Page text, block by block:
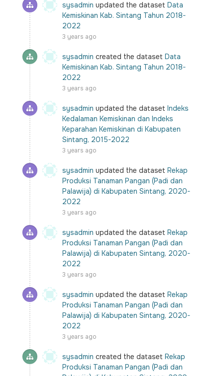
sysadmin updated the dataset Data
Kemiskinan Kab. Sintang Tahun 2018-
2022
3 years ago
sysadmin created the dataset Data
Kemiskinan Kab. Sintang Tahun 2018-
2022
3 years ago
sysadmin updated the dataset Indeks
Kedalaman Kemiskinan dan Indeks
Keparahan Kemiskinan di Kabupaten
Sintang, 2015-2022
3 years ago
sysadmin updated the dataset Rekap
Produksi Tanaman Pangan (Padi dan
Palawija) di Kabupaten Sintang, 2020-
2022
3 years ago
sysadmin updated the dataset Rekap
Produksi Tanaman Pangan (Padi dan
Palawija) di Kabupaten Sintang, 2020-
2022
3 years ago
sysadmin updated the dataset Rekap
Produksi Tanaman Pangan (Padi dan
Palawija) di Kabupaten Sintang, 2020-
2022
3 years ago
sysadmin created the dataset Rekap
Produksi Tanaman Pangan (Padi dan